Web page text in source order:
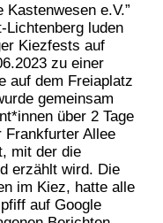
e.V.”
Lichtenberg luden
Kiezfests auf
zu einer
auf dem Freiaplatz
gemeinsam
über 2 Tage
Frankfurter Allee
mit der die
erzählt wird. Die
im Kiez, hatte alle
auf Google